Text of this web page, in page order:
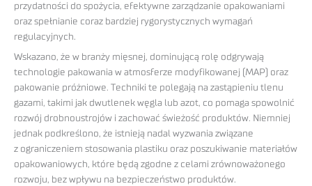
przydatności do spożycia, efektywne zarządzanie opakowaniami
oraz spełnianie coraz bardziej rygorystycznych wymagań
regulacyjnych.
Wskazano, że w branży mięsnej, dominującą rolę odgrywają
technologie pakowania w atmosferze modyfikowanej (MAP) oraz
pakowanie próżniowe. Techniki te polegają na zastąpieniu tlenu
gazami, takimi jak dwutlenek węgla lub azot, co pomaga spowolnić
rozwój drobnoustrojów i zachować świeżość produktów. Niemniej
jednak podkreślono, że istnieją nadal wyzwania związane
z ograniczeniem stosowania plastiku oraz poszukiwanie materiałów
opakowaniowych, które będą zgodne z celami zrównoważonego
rozwoju, bez wpływu na bezpieczeństwo produktów.